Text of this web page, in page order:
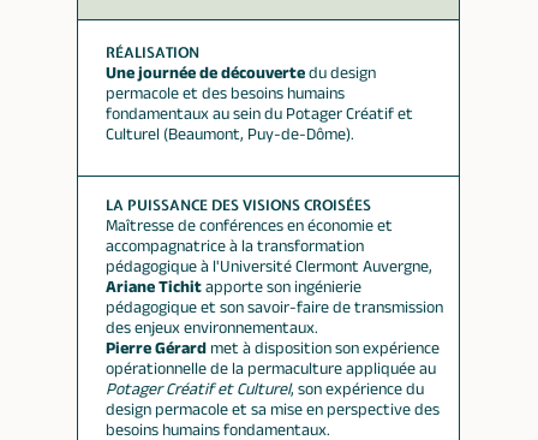
RÉALISATION
Une journée de découvertedu design
permacole et des besoins humains
fondamentaux au sein du Potager Créatif et
Culturel (Beaumont, Puy-de-Dôme).
LA PUISSANCE DES VISIONS CROISÉES
Maîtresse de conférences en économie et
accompagnatrice à la transformation
pédagogique à l'Université Clermont Auvergne,
Ariane Tichitapporte son ingénierie
pédagogique et son savoir-faire de transmission
des enjeux environnementaux.
Pierre Gérard met à disposition son expérience
opérationnelle de la permaculture appliquée au
Potager Créatif et Culturel, son expérience du
design permacole et sa mise en perspective des
besoins humains fondamentaux.